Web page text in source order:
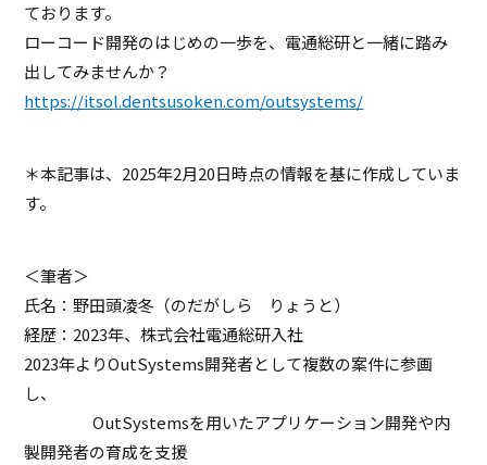
ております。
ローコード開発のはじめの一歩を、電通総研と一緒に踏み
出してみませんか？
https://itsol.dentsusoken.com/outsystems/
＊本記事は、2025年2月20日時点の情報を基に作成していま
す。
＜筆者＞
氏名：野田頭凌冬（のだがしら りょうと）
経歴：2023年、株式会社電通総研入社
2023年よりOutSystems開発者として複数の案件に参画
し、
OutSystemsを用いたアプリケーション開発や内
製開発者の育成を支援